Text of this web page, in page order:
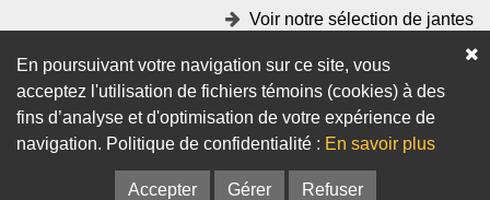
Voir notre sélection de jantes
Accessoires
Adaptateurs Bagues de centrage
En poursuivant votre navigation sur ce site, vous
acceptez l'utilisation de fichiers témoins (cookies) à des
fins d’analyse et d'optimisation de votre expérience de
navigation. Politique de confidentialité : En savoir plus
Accepter Gérer Refuser